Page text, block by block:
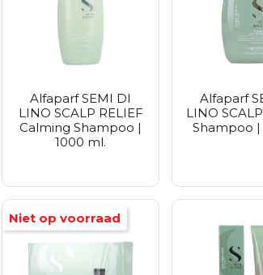
Vt
Alfaparf SEMI DI
LINO SCALP RELIEF
Calming Shampoo |
1000 ml.
Alfaparf
LINO
Shampoo |
Niet op voorraad